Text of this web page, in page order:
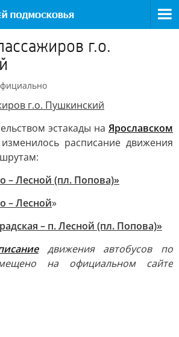
г.о.
г.о. Пушкинский
эстакады на Ярославском
расписание движения
– Лесной (пл. Попова)»
– Лесной»
– п. Лесной (пл. Попова)»
движения автобусов по
на официальном сайте